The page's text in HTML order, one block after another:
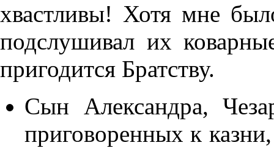
хвастливы! Хотя мне
подслушивал их
пригодится Братству.
Сын Александра,
приговоренных к